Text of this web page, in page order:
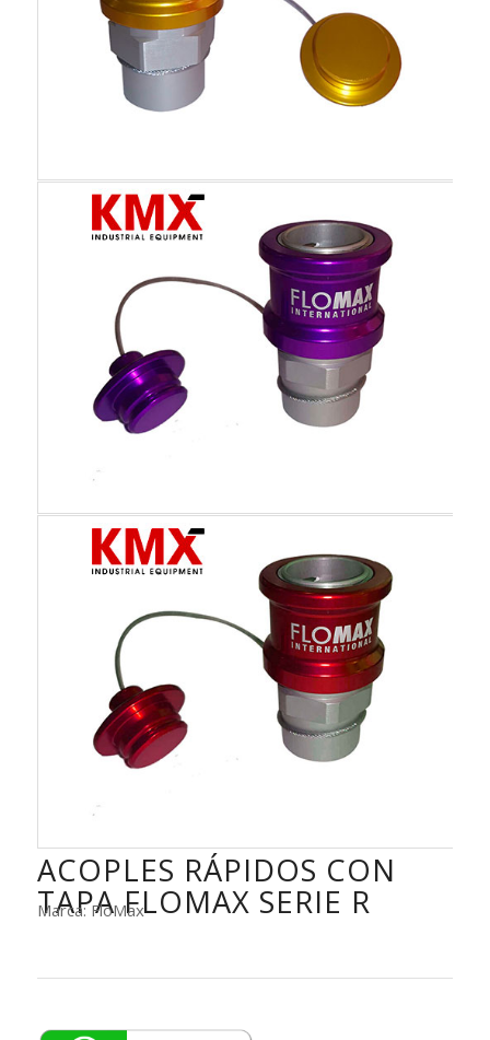
ACOPLES RÁPIDOS CON
TAPA FLOMAX SERIE R
Marca: FloMax